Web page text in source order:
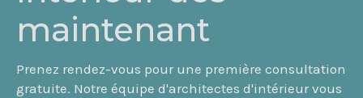
maintenant
Prenez rendez-vous pour une première consultation
gratuite. Notre équipe d'architectes d'intérieur vous